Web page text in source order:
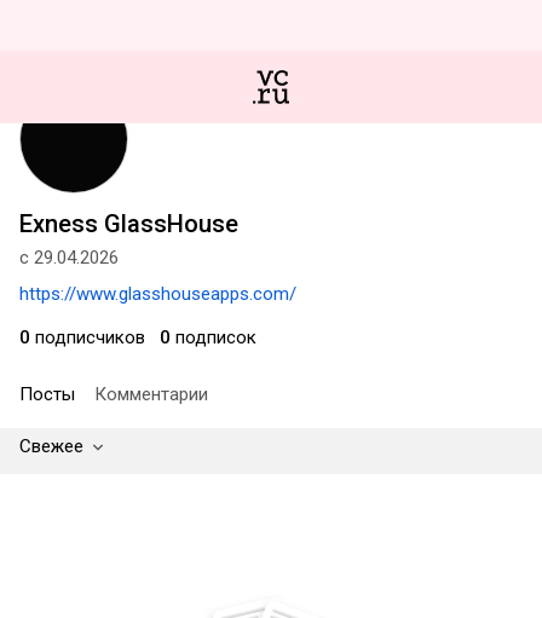
Exness GlassHouse
с 29.04.2026
https://www.glasshouseapps.com/
0 подписчиков 0 подписок
Посты Комментарии
Свежее